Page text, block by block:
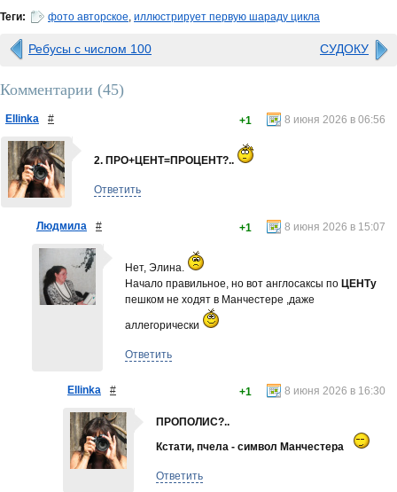
Теги: фото авторское, иллюстрирует первую шараду цикла
Ребусы с числом 100 СУДОКУ
Комментарии (45)
Ellinka # 8 июня 2026 в 06:56
+1
2. ПРО+ЦЕНТ=ПРОЦЕНТ?..
Ответить
Людмила # 8 июня 2026 в 15:07
+1
Нет, Элина.
Начало правильное, но вот англосаксы по ЦЕНТу
пешком не ходят в Манчестере ,даже
аллегорически
Ответить
Ellinka # 8 июня 2026 в 16:30
+1
ПРОПОЛИС?..
Кстати, пчела - символ Манчестера
Ответить